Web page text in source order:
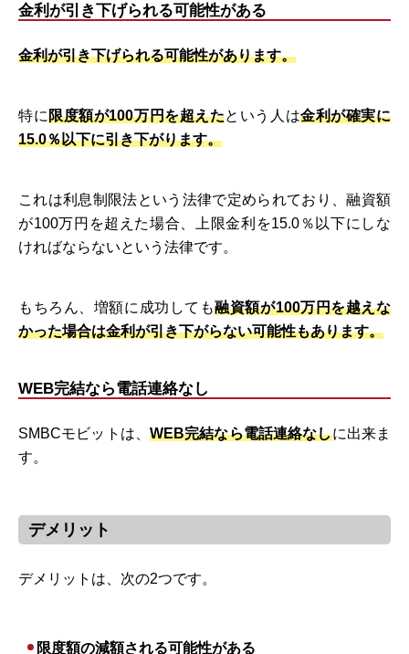
金利が引き下げられる可能性がある
金利が引き下げられる可能性があります。
特に限度額が100万円を超えたという人は金利が確実に
15.0％以下に引き下がります。
これは利息制限法という法律で定められており、融資額
が100万円を超えた場合、上限金利を15.0％以下にしな
ければならないという法律です。
もちろん、増額に成功しても融資額が100万円を越えな
かった場合は金利が引き下がらない可能性もあります。
WEB完結なら電話連絡なし
SMBCモビットは、 WEB完結なら電話連絡なしに出来ま
す。
デメリット
デメリットは、次の2つです。
限度額の減額される可能性がある